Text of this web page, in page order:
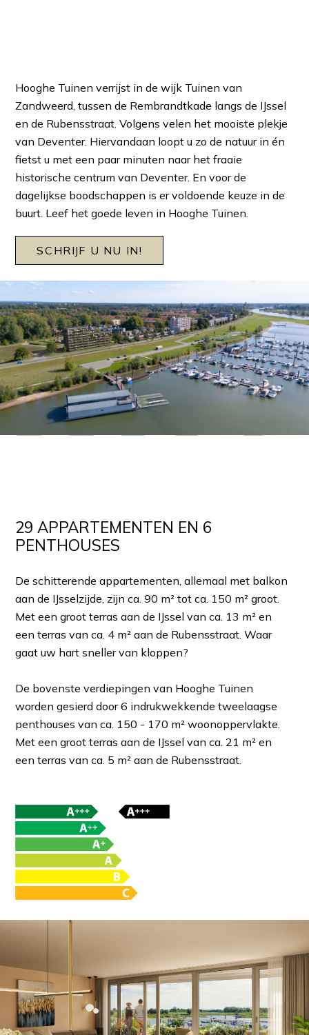
Hooghe Tuinen verrijst in de wijk Tuinen van
Zandweerd, tussen de Rembrandtkade langs de IJssel
en de Rubensstraat. Volgens velen het mooiste plekje
van Deventer. Hiervandaan loopt u zo de natuur in én
fietst u met een paar minuten naar het fraaie
historische centrum van Deventer. En voor de
dagelijkse boodschappen is er voldoende keuze in de
buurt. Leef het goede leven in Hooghe Tuinen.
SCHRIJF U NU IN!
29 APPARTEMENTEN EN 6
PENTHOUSES
De schitterende appartementen, allemaal met balkon
aan de IJsselzijde, zijn ca. 90 m² tot ca. 150 m² groot.
Met een groot terras aan de IJssel van ca. 13 m² en
een terras van ca. 4 m² aan de Rubensstraat. Waar
gaat uw hart sneller van kloppen?
De bovenste verdiepingen van Hooghe Tuinen
worden gesierd door 6 indrukwekkende tweelaagse
penthouses van ca. 150 - 170 m² woonoppervlakte.
Met een groot terras aan de IJssel van ca. 21 m² en
een terras van ca. 5 m² aan de Rubensstraat.